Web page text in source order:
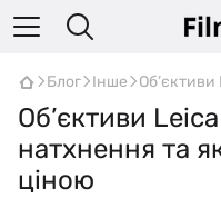
Блог Інше
Об’єктиви
натхнення та
ціною